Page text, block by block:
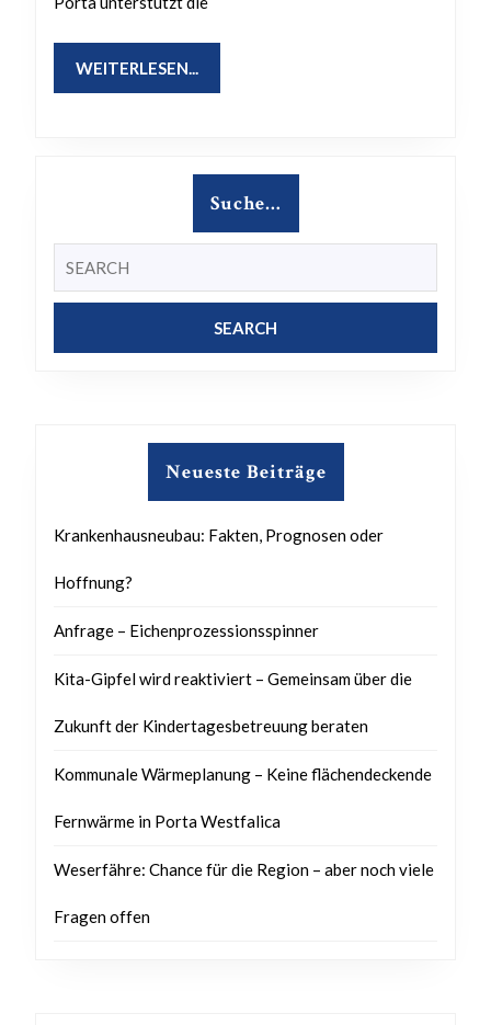
Fragen
WEITERLESEN...
Suche…
for:
Neueste Beiträge
Krankenhausneubau: Fakten, Prognosen oder
Hoffnung?
Anfrage – Eichenprozessionsspinner
Kita-Gipfel wird reaktiviert – Gemeinsam über die
Zukunft der Kindertagesbetreuung beraten
Kommunale Wärmeplanung – Keine flächendeckende
Fernwärme in Porta Westfalica
Weserfähre: Chance für die Region – aber noch viele
Fragen offen